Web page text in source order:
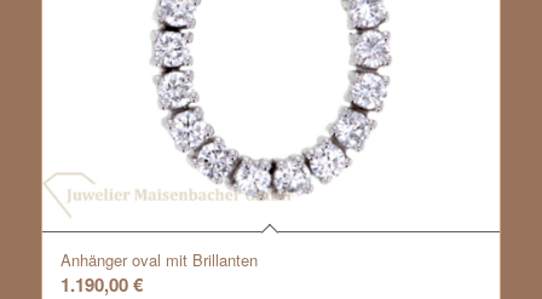
Anhänger oval mit Brillanten
1.190,00€